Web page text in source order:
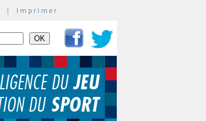
| Imprimer